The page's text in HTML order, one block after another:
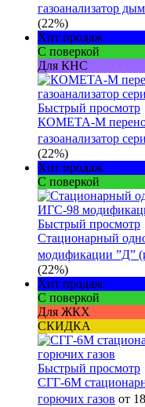
газоанализатор
(22%)
Хит продаж
С поверкой
Для КНС
Быстрый просмотр
КОМЕТА-М
газоанализатор
(22%)
Хит продаж
С поверкой
Быстрый просмотр
Стационарный
модификации ”Д”
(22%)
Хит продаж
С поверкой
Для ЖКХ
СКИДКА
Быстрый просмотр
СГГ-6М
горючих газов от